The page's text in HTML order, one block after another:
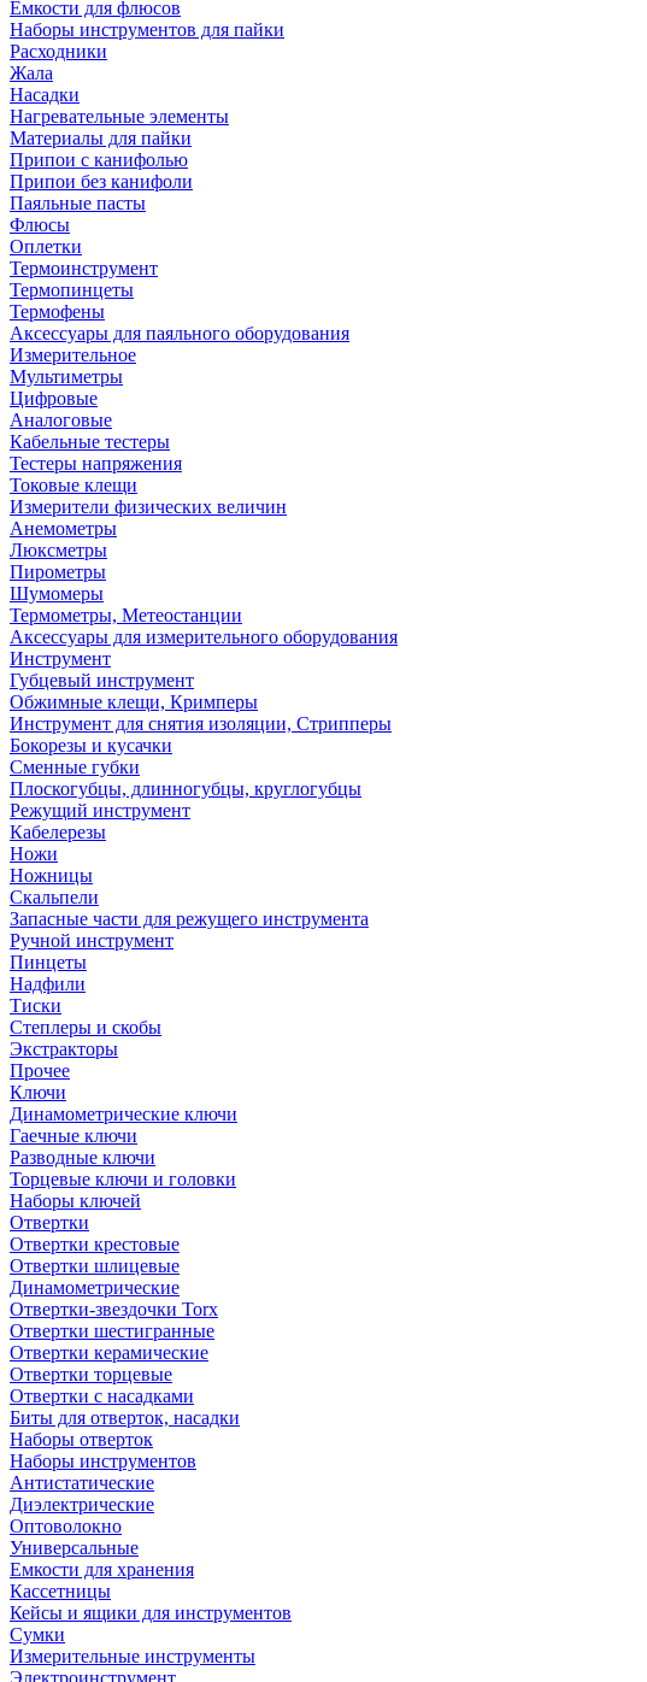
Емкости для флюсов
Наборы инструментов для пайки
Расходники
Жала
Насадки
Нагревательные элементы
Материалы для пайки
Припои с канифолью
Припои без канифоли
Паяльные пасты
Флюсы
Оплетки
Термоинструмент
Термопинцеты
Термофены
Аксессуары для паяльного оборудования
Измерительное
Мультиметры
Цифровые
Аналоговые
Кабельные тестеры
Тестеры напряжения
Токовые клещи
Измерители физических величин
Анемометры
Люксметры
Пирометры
Шумомеры
Термометры, Метеостанции
Аксессуары для измерительного оборудования
Инструмент
Губцевый инструмент
Обжимные клещи, Кримперы
Инструмент для снятия изоляции, Стрипперы
Бокорезы и кусачки
Сменные губки
Плоскогубцы, длинногубцы, круглогубцы
Режущий инструмент
Кабелерезы
Ножи
Ножницы
Скальпели
Запасные части для режущего инструмента
Ручной инструмент
Пинцеты
Надфили
Тиски
Степлеры и скобы
Экстракторы
Прочее
Ключи
Динамометрические ключи
Гаечные ключи
Разводные ключи
Торцевые ключи и головки
Наборы ключей
Отвертки
Отвертки крестовые
Отвертки шлицевые
Динамометрические
Отвертки-звездочки Torx
Отвертки шестигранные
Отвертки керамические
Отвертки торцевые
Отвертки с насадками
Биты для отверток, насадки
Наборы отверток
Наборы инструментов
Антистатические
Диэлектрические
Оптоволокно
Универсальные
Емкости для хранения
Кассетницы
Кейсы и ящики для инструментов
Сумки
Измерительные инструменты
Электроинструмент